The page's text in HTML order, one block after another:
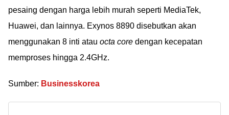
pesaing dengan harga lebih murah seperti MediaTek,
Huawei, dan lainnya. Exynos 8890 disebutkan akan
menggunakan 8 inti atau octa core dengan kecepatan
memproses hingga 2.4GHz.
Sumber: Businesskorea